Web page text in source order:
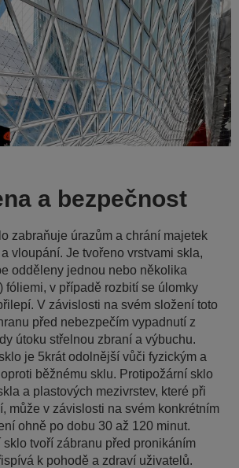
a bezpečnost
zabraňuje úrazům a chrání majetek
vloupání. Je tvořeno vrstvami skla,
odděleny jednou nebo několika
fóliemi, v případě rozbití se úlomky
V závislosti na svém složení toto
před nebezpečím vypadnutí z
útoku střelnou zbraní a výbuchu.
je 5krát odolnější vůči fyzickým a
běžnému sklu. Protipožární sklo
a plastových mezivrstev, které při
může v závislosti na svém konkrétním
ohně po dobu 30 až 120 minut.
tvoří zábranu před pronikáním
k pohodě a zdraví uživatelů.